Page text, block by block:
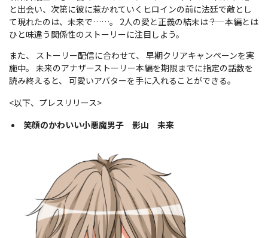
と出会い、次第に彼に惹かれていくヒロインの前に法廷で敵とし
て現れたのは、未来で……。 2人の愛と正義の結末は――？ 本編とは
ひと味違う関係性のストーリーに注目しよう。
また、 ストーリー配信に合わせて、 早期クリアキャンペーンを実
施中。 未来のアナザーストーリー本編を期限までに指定の話数を
読み終えると、 可愛いアバターを手に入れることができる。
<以下、プレスリリース>
笑顔のかわいい小悪魔男子 影山 未来